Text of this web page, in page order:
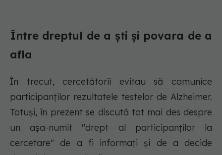
Între dreptul de a ști și povara de a
afla
În trecut, cercetătorii evitau să comunice
participanților rezultatele testelor de Alzheimer.
Totuși, în prezent se discută tot mai des despre
un așa-numit "drept al participanților la
cercetare" de a fi informați și de a decide